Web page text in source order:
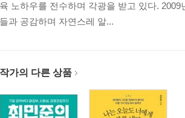
습관을 들이려면 어떻게 해야 할까요
들과 욕을 하면서 노는 아이, 정상일까요
재미를 붙인 아들을 개선시키고 싶어요
육 노하우를 전수하며 각광을 받고 있다.
들과 공감하며 자연스레 알...
작가의 다른 상품